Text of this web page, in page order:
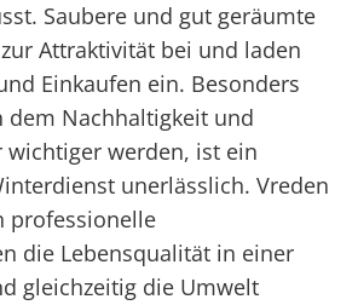
Saubere und gut geräumte
Attraktivität bei und laden
Einkaufen ein. Besonders
dem Nachhaltigkeit und
wichtiger werden, ist ein
unerlässlich. Vreden
professionelle
die Lebensqualität in einer
gleichzeitig die Umwelt